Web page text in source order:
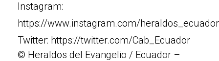
Instagram:
https://www.instagram.com/
Twitter: https://twitter.com/Cab_Ecuador
© Heraldos del Evangelio / Ecuador –